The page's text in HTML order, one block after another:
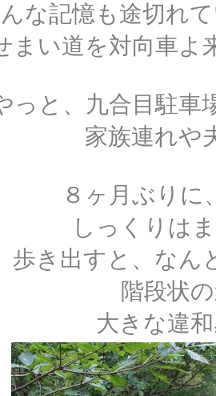
な記憶も途切れ
まい道を対向車よ
っと、九合目駐車
家族連れや
８ヶ月ぶりに
しっくりは
歩き出すと、なん
階段状
大きな違